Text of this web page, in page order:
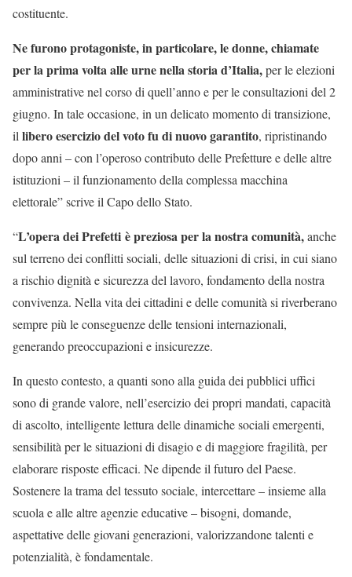
costituente.
Ne furono protagoniste, in particolare, le donne, chiamate
per la prima volta alle urne nella storia d’Italia,per le elezioni
amministrative nel corso di quell’anno e per le consultazioni del 2
giugno. In tale occasione, in un delicato momento di transizione,
il libero esercizio del voto fu di nuovo garantito, ripristinando
dopo anni – con l’operoso contributo delle Prefetture e delle altre
istituzioni – il funzionamento della complessa macchina
elettorale” scrive il Capo dello Stato.
“L’opera dei Prefetti è preziosa per la nostra comunità,anche
sul terreno dei conflitti sociali, delle situazioni di crisi, in cui siano
a rischio dignità e sicurezza del lavoro, fondamento della nostra
convivenza. Nella vita dei cittadini e delle comunità si riverberano
sempre più le conseguenze delle tensioni internazionali,
generando preoccupazioni e insicurezze.
In questo contesto, a quanti sono alla guida dei pubblici uffici
sono di grande valore, nell’esercizio dei propri mandati, capacità
di ascolto, intelligente lettura delle dinamiche sociali emergenti,
sensibilità per le situazioni di disagio e di maggiore fragilità, per
elaborare risposte efficaci. Ne dipende il futuro del Paese.
Sostenere la trama del tessuto sociale, intercettare – insieme alla
scuola e alle altre agenzie educative – bisogni, domande,
aspettative delle giovani generazioni, valorizzandone talenti e
potenzialità, è fondamentale.